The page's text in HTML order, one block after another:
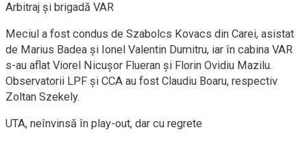
Arbitraj și brigadă VAR
Meciul a fost condus de Szabolcs Kovacs din Carei, asistat
de Marius Badea și Ionel Valentin Dumitru, iar în cabina VAR
s-au aflat Viorel Nicușor Flueran și Florin Ovidiu Mazilu.
Observatorii LPF și CCA au fost Claudiu Boaru, respectiv
Zoltan Szekely.
UTA, neînvinsă în play-out, dar cu regrete